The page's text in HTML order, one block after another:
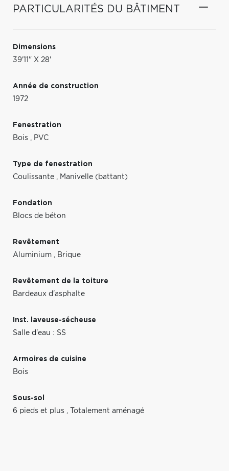
PARTICULARITÉS DU BÂTIMENT
Dimensions
39'11" X 28'
Année de construction
1972
Fenestration
Bois , PVC
Type de fenestration
Coulissante , Manivelle (battant)
Fondation
Blocs de béton
Revêtement
Aluminium , Brique
Revêtement de la toiture
Bardeaux d'asphalte
Inst. laveuse-sécheuse
Salle d'eau : SS
Armoires de cuisine
Bois
Sous-sol
6 pieds et plus , Totalement aménagé